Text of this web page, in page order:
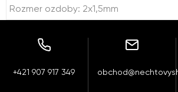
Rozmer ozdoby: 2x1,5mm
+421 907 917 349